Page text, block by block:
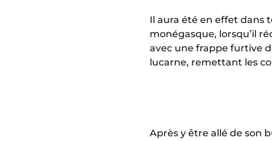
Il aura été en effet dans
monégasque, lorsqu’il
avec une frappe furtive
lucarne, remettant les
Après y être allé de son